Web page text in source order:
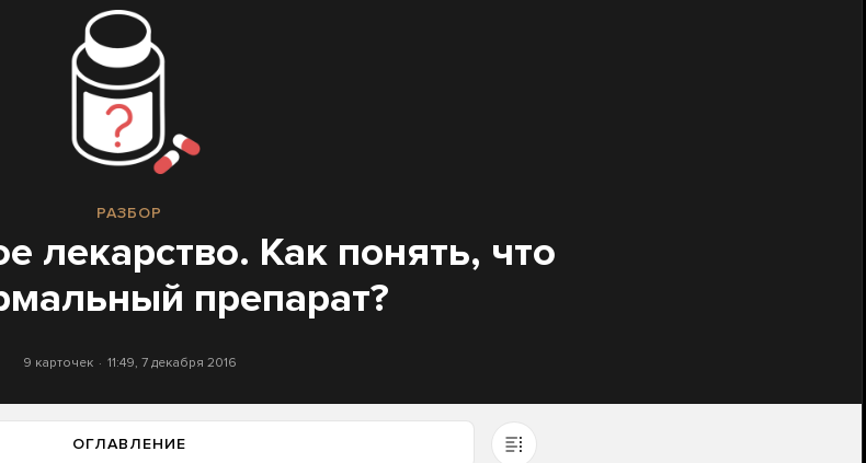
РАЗБОР
лекарство. Как понять, что
препарат?
9 карточек 11:49, 7 декабря 2016
ОГЛАВЛЕНИЕ